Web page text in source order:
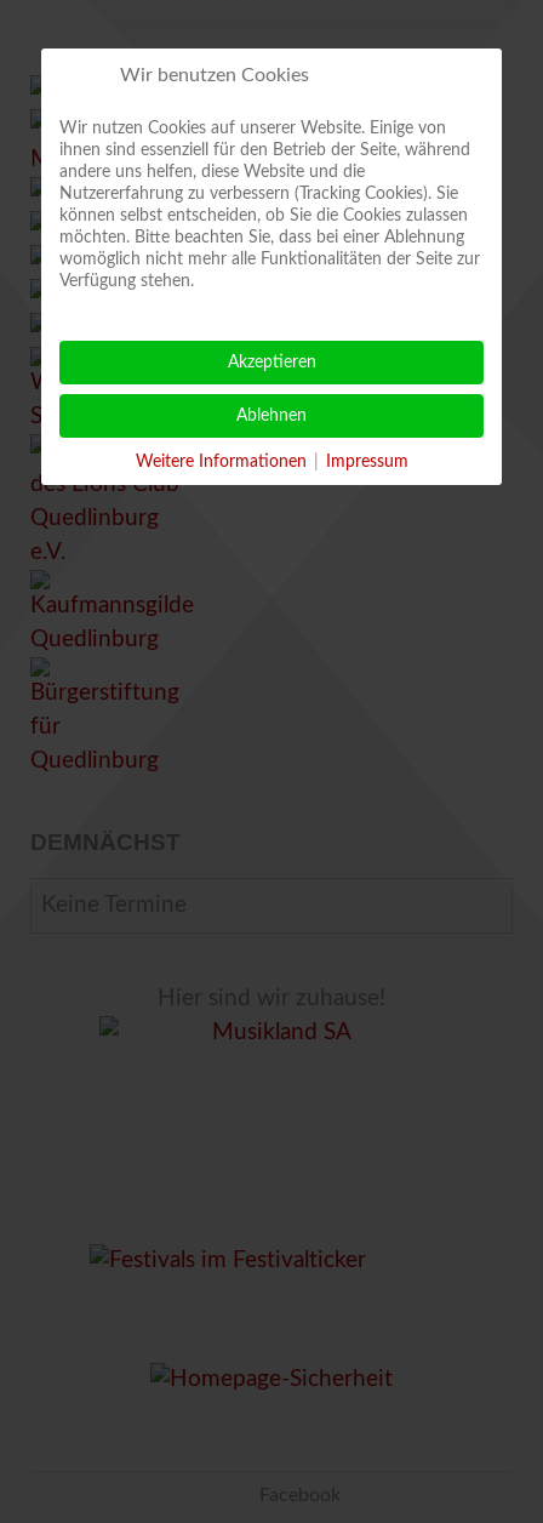
DEMNÄCHST
Keine Termine
Hier sind wir zuhause!
Facebook
Wir benutzen Cookies
Wir nutzen Cookies auf unserer Website. Einige von
ihnen sind essenziell für den Betrieb der Seite, während
andere uns helfen, diese Website und die
Nutzererfahrung zu verbessern (Tracking Cookies). Sie
können selbst entscheiden, ob Sie die Cookies zulassen
möchten. Bitte beachten Sie, dass bei einer Ablehnung
womöglich nicht mehr alle Funktionalitäten der Seite zur
Verfügung stehen.
Akzeptieren
Ablehnen
Weitere Informationen Impressum